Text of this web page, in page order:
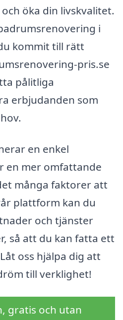
öka din livskvalitet.
i
kommit till rätt
pris.se
pålitliga
erbjudanden som
en enkel
en mer omfattande
många faktorer att
plattform kan du
och tjänster
så att du kan fatta ett
oss hjälpa dig att
till verklighet!
gratis och utan